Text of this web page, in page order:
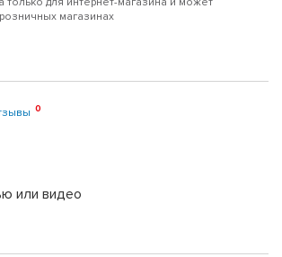
магазинах
или видео